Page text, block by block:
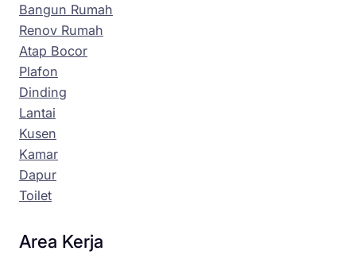
Bangun Rumah
Renov Rumah
Atap Bocor
Plafon
Dinding
Lantai
Kusen
Kamar
Dapur
Toilet
Area Kerja